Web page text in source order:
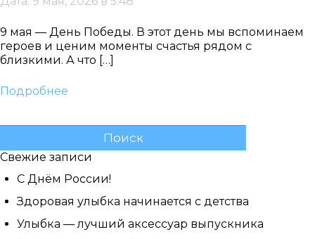
9 мая — День Победы. В этот день мы вспоминаем
героев и ценим моменты счастья рядом с
близкими. А что […]
Подробнее
Свежие записи
С Днём России!
Здоровая улыбка начинается с детства
Улыбка — лучший аксессуар выпускника